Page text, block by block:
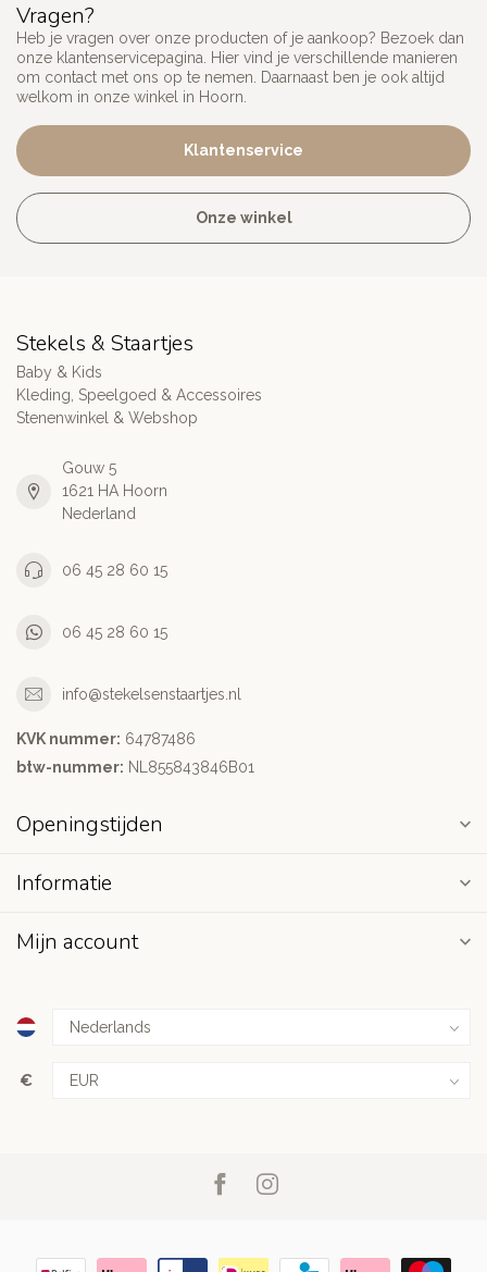
Vragen?
Heb je vragen over onze producten of je aankoop? Bezoek dan
onze klantenservicepagina. Hier vind je verschillende manieren
om contact met ons op te nemen. Daarnaast ben je ook altijd
welkom in onze winkel in Hoorn.
Klantenservice
Onze winkel
Stekels & Staartjes
Baby & Kids
Kleding, Speelgoed & Accessoires
Stenenwinkel & Webshop
Gouw 5
1621 HA Hoorn
Nederland
06 45 28 60 15
06 45 28 60 15
info@stekelsenstaartjes.nl
KVK nummer: 64787486
btw-nummer: NL855843846B01
Openingstijden
Informatie
Mijn account
€